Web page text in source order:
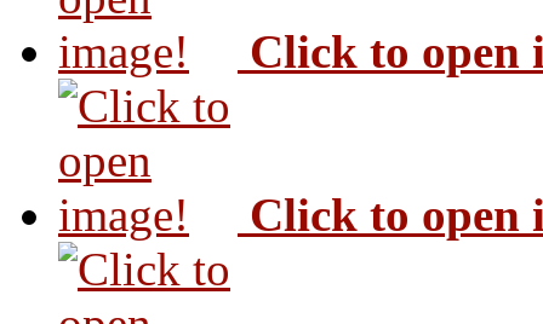
Click to open
Click to open